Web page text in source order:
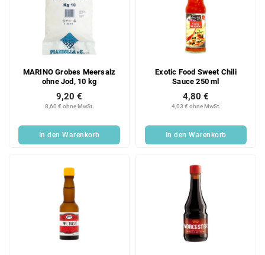
MARINO Grobes Meersalz
ohne Jod, 10 kg
8,60 € ohne MwSt.
9,20 €
In den Warenkorb
Exotic Food Sweet Chili
Sauce 250 ml
4,03 € ohne MwSt.
4,80 €
In den Warenkorb